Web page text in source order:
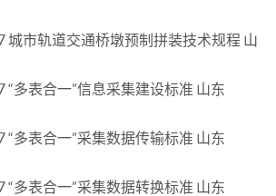
城市轨道交通桥墩预制拼装技术规程 山
“多表合一”信息采集建设标准 山东
“多表合一”采集数据传输标准 山东
“多表合一”采集数据转换标准 山东